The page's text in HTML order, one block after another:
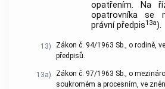
opatřením. Na
opatrovníka se
právní předpis13a).
13)
Zákon č. 94/1963 Sb., o rodině,
předpisů.
13a)
Zákon č. 97/1963 Sb., o
soukromém a procesním, ve